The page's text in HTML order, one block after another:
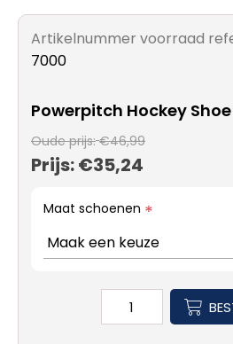
Artikelnummer voorraad
7000
Powerpitch Hockey
Oude prijs: €46,99
Prijs:€35,24
Maat schoenen *